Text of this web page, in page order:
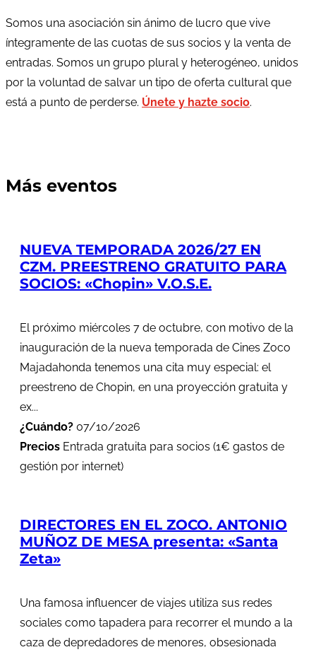
Somos una asociación sin ánimo de lucro que vive
íntegramente de las cuotas de sus socios y la venta de
entradas. Somos un grupo plural y heterogéneo, unidos
por la voluntad de salvar un tipo de oferta cultural que
está a punto de perderse. Únete y hazte socio.
Más eventos
NUEVA TEMPORADA 2026/27 EN
CZM. PREESTRENO GRATUITO PARA
SOCIOS: «Chopin» V.O.S.E.
El próximo miércoles 7 de octubre, con motivo de la
inauguración de la nueva temporada de Cines Zoco
Majadahonda tenemos una cita muy especial: el
preestreno de Chopin, en una proyección gratuita y
ex...
¿Cuándo? 07/10/2026
Precios Entrada gratuita para socios (1€ gastos de
gestión por internet)
DIRECTORES EN EL ZOCO. ANTONIO
MUÑOZ DE MESA presenta: «Santa
Zeta»
Una famosa influencer de viajes utiliza sus redes
sociales como tapadera para recorrer el mundo a la
caza de depredadores de menores, obsesionada